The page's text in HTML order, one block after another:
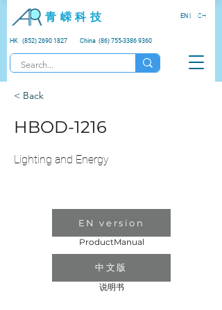
青 嵘 科 技
HK (852) 2690 1827 China (86) 755-3386 9360
EN | CH
< Back
HBOD-1216
Lighting and Energy
EN version
ProductManual
中文版
说明书